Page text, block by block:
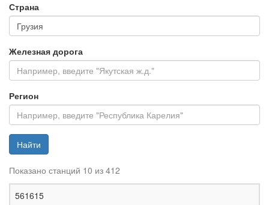
Страна
Железная дорога
Регион
Найти
Показано станций 10 из 412
561615